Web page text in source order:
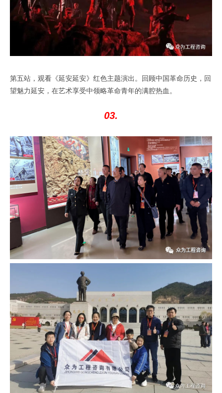
第五站，观看《延安延安》红色主题演出。回顾中国革命历史，回
望魅力延安，在艺术享受中领略革命青年的满腔热血。
03.